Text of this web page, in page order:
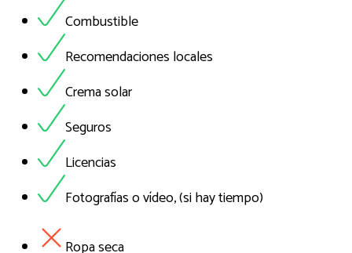
Combustible
Recomendaciones locales
Crema solar
Seguros
Licencias
Fotografías o vídeo, (si hay tiempo)
Ropa seca